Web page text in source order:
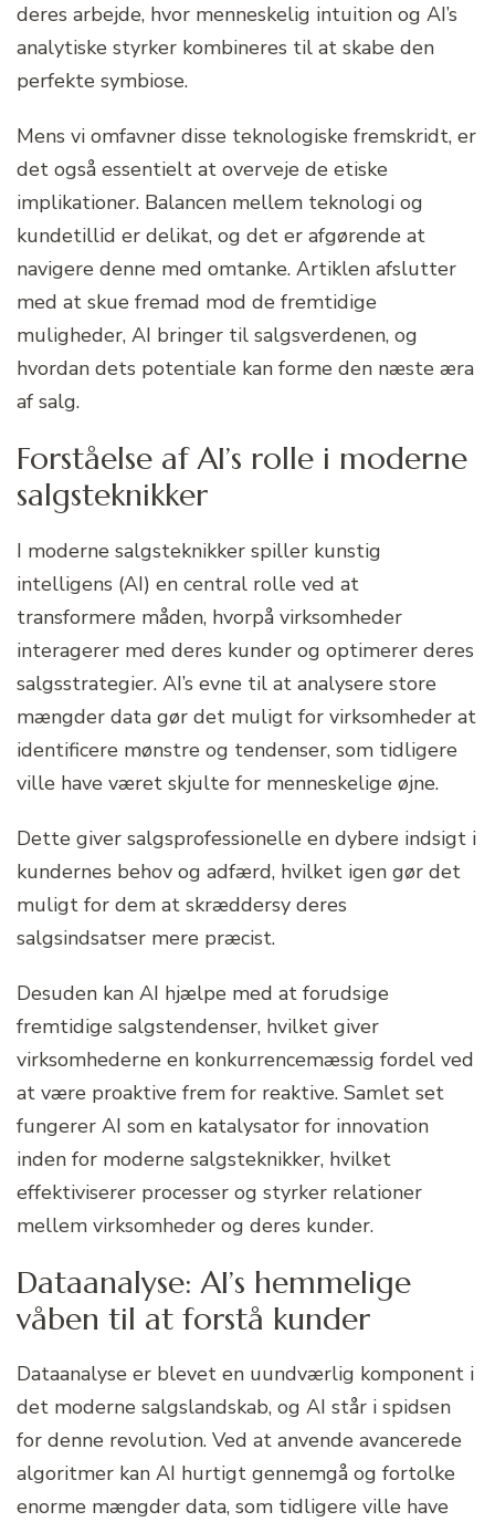
deres arbejde, hvor menneskelig intuition og AI’s
analytiske styrker kombineres til at skabe den
perfekte symbiose.
Mens vi omfavner disse teknologiske fremskridt, er
det også essentielt at overveje de etiske
implikationer. Balancen mellem teknologi og
kundetillid er delikat, og det er afgørende at
navigere denne med omtanke. Artiklen afslutter
med at skue fremad mod de fremtidige
muligheder, AI bringer til salgsverdenen, og
hvordan dets potentiale kan forme den næste æra
af salg.
Forståelse af AI’s rolle i moderne
salgsteknikker
I moderne salgsteknikker spiller kunstig
intelligens (AI) en central rolle ved at
transformere måden, hvorpå virksomheder
interagerer med deres kunder og optimerer deres
salgsstrategier. AI’s evne til at analysere store
mængder data gør det muligt for virksomheder at
identificere mønstre og tendenser, som tidligere
ville have været skjulte for menneskelige øjne.
Dette giver salgsprofessionelle en dybere indsigt i
kundernes behov og adfærd, hvilket igen gør det
muligt for dem at skræddersy deres
salgsindsatser mere præcist.
Desuden kan AI hjælpe med at forudsige
fremtidige salgstendenser, hvilket giver
virksomhederne en konkurrencemæssig fordel ved
at være proaktive frem for reaktive. Samlet set
fungerer AI som en katalysator for innovation
inden for moderne salgsteknikker, hvilket
effektiviserer processer og styrker relationer
mellem virksomheder og deres kunder.
Dataanalyse: AI’s hemmelige
våben til at forstå kunder
Dataanalyse er blevet en uundværlig komponent i
det moderne salgslandskab, og AI står i spidsen
for denne revolution. Ved at anvende avancerede
algoritmer kan AI hurtigt gennemgå og fortolke
enorme mængder data, som tidligere ville have